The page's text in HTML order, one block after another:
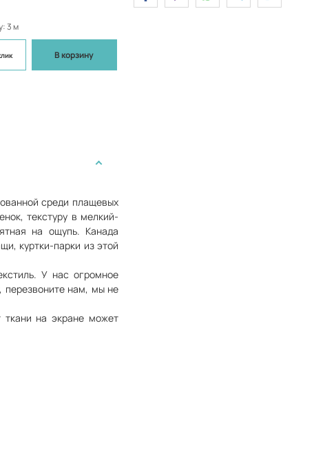
3 м
В корзину
среди плащевых
текстуру в мелкий-
на ощупь. Канада
куртки-парки из этой
У нас огромное
перезвоните нам, мы не
ткани на экране может